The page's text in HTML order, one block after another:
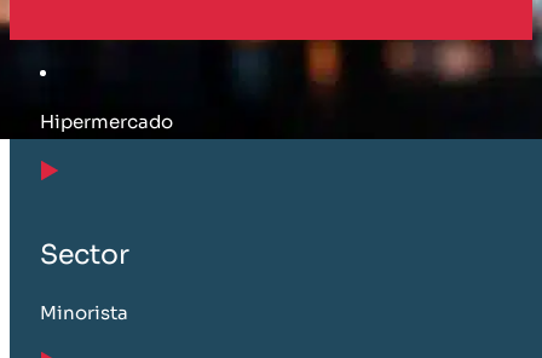
Hipermercado
Sector
Minorista